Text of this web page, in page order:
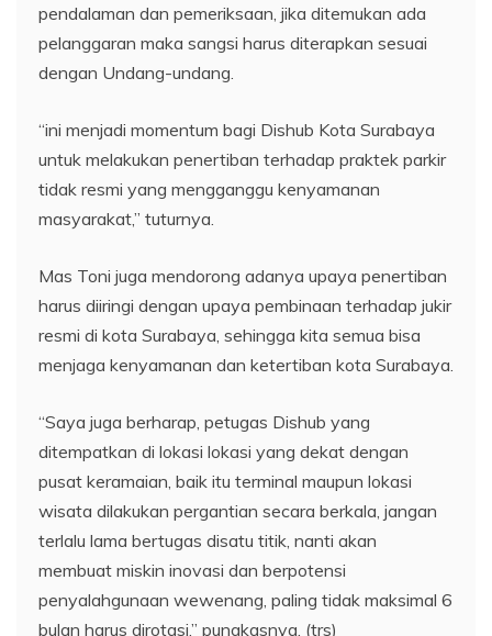
pendalaman dan pemeriksaan, jika ditemukan ada
pelanggaran maka sangsi harus diterapkan sesuai
dengan Undang-undang.
“ini menjadi momentum bagi Dishub Kota Surabaya
untuk melakukan penertiban terhadap praktek parkir
tidak resmi yang mengganggu kenyamanan
masyarakat,” tuturnya.
Mas Toni juga mendorong adanya upaya penertiban
harus diiringi dengan upaya pembinaan terhadap jukir
resmi di kota Surabaya, sehingga kita semua bisa
menjaga kenyamanan dan ketertiban kota Surabaya.
“Saya juga berharap, petugas Dishub yang
ditempatkan di lokasi lokasi yang dekat dengan
pusat keramaian, baik itu terminal maupun lokasi
wisata dilakukan pergantian secara berkala, jangan
terlalu lama bertugas disatu titik, nanti akan
membuat miskin inovasi dan berpotensi
penyalahgunaan wewenang, paling tidak maksimal 6
bulan harus dirotasi,” pungkasnya. (trs)